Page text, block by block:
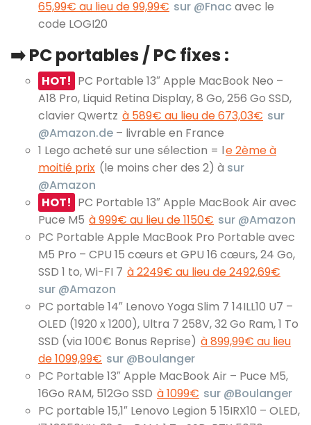
65,99€ au lieu de 99,99€ sur @Fnac avec le
code LOGI20
➡️ PC portables / PC fixes :
HOT! PC Portable 13″ Apple MacBook Neo –
A18 Pro, Liquid Retina Display, 8 Go, 256 Go SSD,
clavier Qwertz à 589€ au lieu de 673,03€ sur
@Amazon.de – livrable en France
1 Lego acheté sur une sélection = le 2ème à
moitié prix (le moins cher des 2) à sur
@Amazon
HOT! PC Portable 13″ Apple MacBook Air avec
Puce M5 à 999€ au lieu de 1150€ sur @Amazon
PC Portable Apple MacBook Pro Portable avec
M5 Pro – CPU 15 cœurs et GPU 16 cœurs, 24 Go,
SSD 1 to, Wi-FI 7 à 2249€ au lieu de 2492,69€
sur @Amazon
PC portable 14″ Lenovo Yoga Slim 7 14ILL10 U7 –
OLED (1920 x 1200), Ultra 7 258V, 32 Go Ram, 1 To
SSD (via 100€ Bonus Reprise) à 899,99€ au lieu
de 1099,99€ sur @Boulanger
PC Portable 13″ Apple MacBook Air – Puce M5,
16Go RAM, 512Go SSD à 1099€ sur @Boulanger
PC portable 15,1″ Lenovo Legion 5 15IRX10 – OLED,